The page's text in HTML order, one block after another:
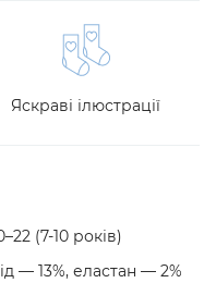
Яскраві ілюстрації
–22 (7-10 років)
— 13%, еластан — 2%